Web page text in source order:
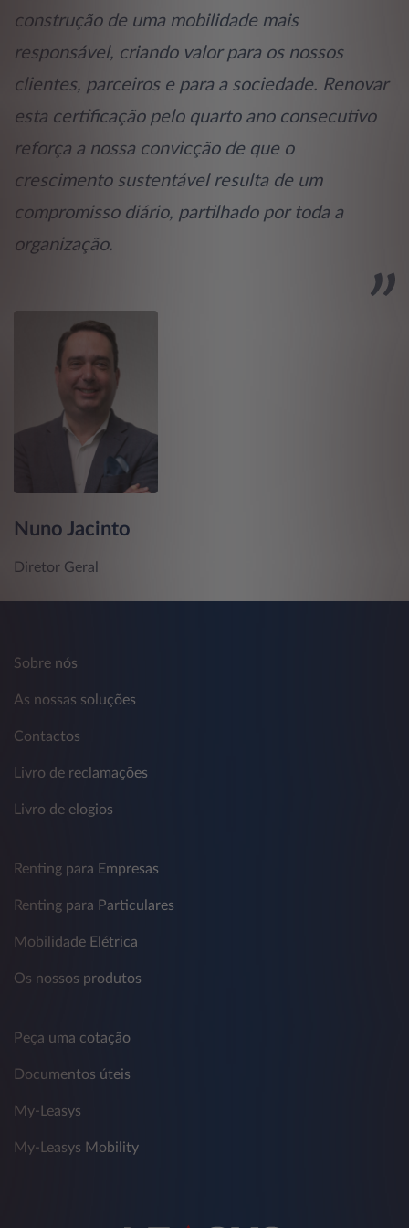
Nuno Jacinto
Diretor Geral
construção de uma mobilidade mais
responsável, criando valor para os nossos
clientes, parceiros e para a sociedade. Renovar
esta certificação pelo quarto ano consecutivo
reforça a nossa convicção de que o
crescimento sustentável resulta de um
compromisso diário, partilhado por toda a
organização.
Sobre nós
As nossas soluções
Contactos
Livro de reclamações
Livro de elogios
Renting para Empresas
Renting para Particulares
Mobilidade Elétrica
Os nossos produtos
Peça uma cotação
Documentos úteis
My-Leasys
My-Leasys Mobility